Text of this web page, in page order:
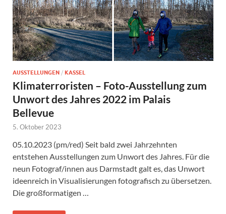
AUSSTELLUNGEN / KASSEL
Klimaterroristen – Foto-Ausstellung zum
Unwort des Jahres 2022 im Palais
Bellevue
5. Oktober 2023
05.10.2023 (pm/red) Seit bald zwei Jahrzehnten
entstehen Ausstellungen zum Unwort des Jahres. Für die
neun Fotograf/innen aus Darmstadt galt es, das Unwort
ideenreich in Visualisierungen fotografisch zu übersetzen.
Die großformatigen …